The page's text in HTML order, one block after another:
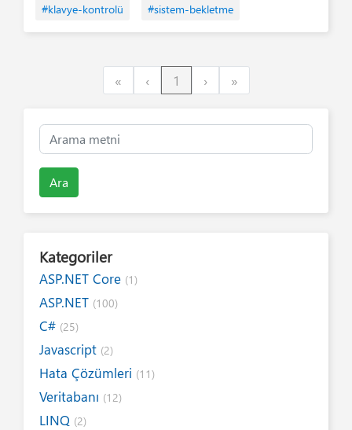
#klavye-kontrolü
#sistem-bekletme
«First ‹Previous
1 ›Next»Last
Ara
Kategoriler
ASP.NET Core (1)
ASP.NET (100)
C# (25)
Javascript (2)
Hata Çözümleri (11)
Veritabanı (12)
LINQ (2)